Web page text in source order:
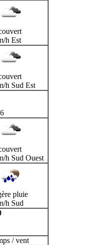
h Est
h Sud Est
h Sud Ouest
pluie
h Sud
/ vent